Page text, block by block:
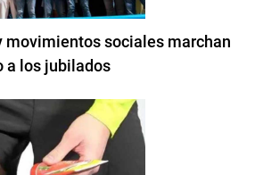
movimientos sociales marchan
a los jubilados